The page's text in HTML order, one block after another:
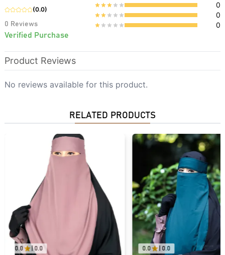
(0.0)
0 Reviews
Verified Purchase
0
0
0
Product Reviews
No reviews available for this product.
RELATED PRODUCTS
0.0 | 0.0 0.0 0.0